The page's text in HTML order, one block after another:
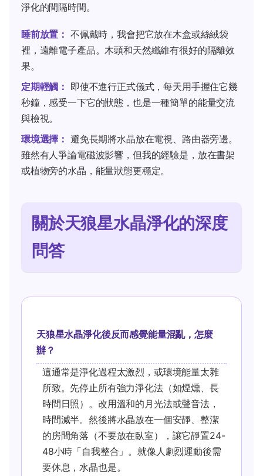
淨化的間隔時間。
睡前放置： 不佩戴時，我會把它放在木盒或絲絨袋
裡，遠離電子產品。木頭和天然纖維有很好的隔離效
果。
定期輕觸： 即使不進行正式儀式，每天用手握住它幾
秒鐘，感受一下它的狀態，也是一種簡單的能量交流
與檢視。
環境選擇： 避免長期將水晶放在電視、路由器旁邊。
雖然有人爭論電磁波影響，但我的經驗是，放在書架
或植物旁的水晶，能量狀態更穩定。
關於天狼星水晶淨化的深度
問答
天狼星水晶淨化後反而感覺能量混亂，怎麼
辦？
這通常是淨化過程太激烈，或環境能量太雜
所致。先停止所有強力淨化法（如煙燻、長
時間日照）。改用溫和的月光法或聲音法，
時間減半。然後將水晶放在一個安靜、整潔
的房間角落（不要放在臥室），讓它靜置24-
48小時「自我整合」。就像人劇烈運動後需
要休息，水晶也是。